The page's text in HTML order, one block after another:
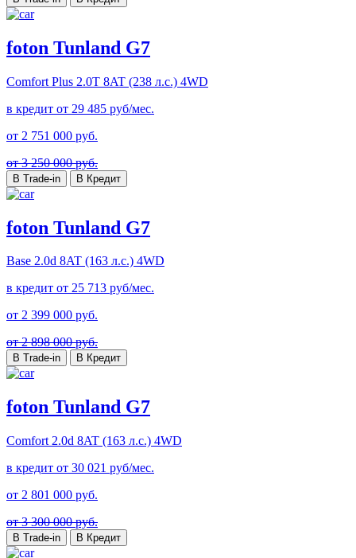
foton Tunland G7
Comfort Plus 2.0T 8AT (238 л.с.) 4WD
в кредит от 29 485 руб/мес.
от 2 751 000 руб.
от 3 250 000 руб.
В Trade-in В Кредит
foton Tunland G7
Base 2.0d 8AT (163 л.с.) 4WD
в кредит от 25 713 руб/мес.
от 2 399 000 руб.
от 2 898 000 руб.
В Trade-in В Кредит
foton Tunland G7
Comfort 2.0d 8AT (163 л.с.) 4WD
в кредит от 30 021 руб/мес.
от 2 801 000 руб.
от 3 300 000 руб.
В Trade-in В Кредит